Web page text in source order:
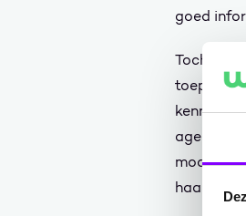
goed
Toch is
agent
model
haalt